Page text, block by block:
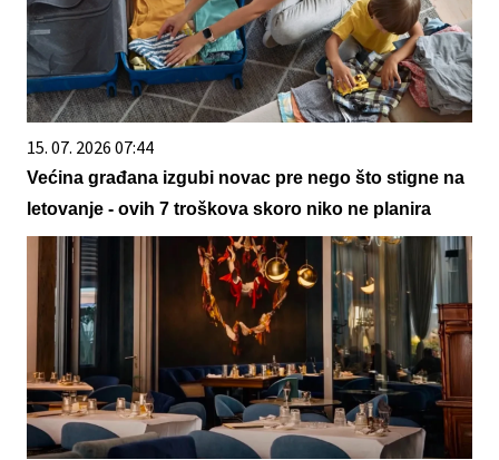
15. 07. 2026 07:44
Većina građana izgubi novac pre nego što stigne na
letovanje - ovih 7 troškova skoro niko ne planira